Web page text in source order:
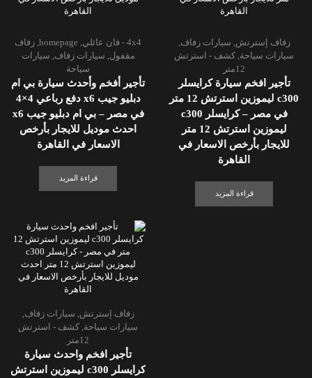
زفاف إسترتش سيارات زفاف
سيارات سياحة كشف - استرتش
12متر
تأجير افخم سيارة كرايسلر
c300 ليموزين استرتش 12 متر
في مصر – كرايسلر c300
ليموزين استرتش 12 متر
للايجار بأرخص الاسعار في
القاهرة
قراءة المزيد
4x4 - فان عائلي homepage زفاف
مقفول سيارات زفاف سيارات
سياحة
تأجير أفخم وأحدث سيارة بي ام
دبليو جيب x6 دفع رباعي 4×4
في مصر – بي ام دبليو جيب x6
احدث موديل للايجار بأرخص
الاسعار في القاهرة
قراءة المزيد
زفاف إسترتش, سيارات زفاف,
سيارات سياحة, كشف - استرتش
12متر
تأجير افخم واحدث سيارة
كرايسلر c300 ليموزين استرتش